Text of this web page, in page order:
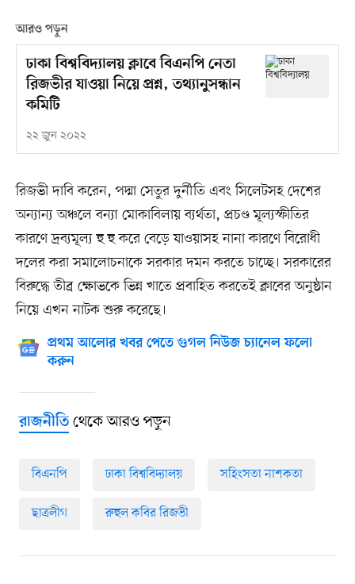
আরও পড়ুন
ঢাকা বিশ্ববিদ্যালয় ক্লাবে বিএনপি নেতা
রিজভীর যাওয়া নিয়ে প্রশ্ন, তথ্যানুসন্ধান
কমিটি
২২ জুন ২০২২
রিজভী দাবি করেন, পদ্মা সেতুর দুর্নীতি এবং সিলেটসহ দেশের
অন্যান্য অঞ্চলে বন্যা মোকাবিলায় ব্যর্থতা, প্রচণ্ড মূল্যস্ফীতির
কারণে দ্রব্যমূল্য হু হু করে বেড়ে যাওয়াসহ নানা কারণে বিরোধী
দলের করা সমালোচনাকে সরকার দমন করতে চাচ্ছে। সরকারের
বিরুদ্ধে তীব্র ক্ষোভকে ভিন্ন খাতে প্রবাহিত করতেই ক্লাবের অনুষ্ঠান
নিয়ে এখন নাটক শুরু করেছে।
প্রথম আলোর খবর পেতে গুগল নিউজ চ্যানেল ফলো
করুন
রাজনীতিথেকে আরও পড়ুন
বিএনপি ঢাকা বিশ্ববিদ্যালয় সহিংসতা নাশকতা
ছাত্রলীগ রুহুল কবির রিজভী